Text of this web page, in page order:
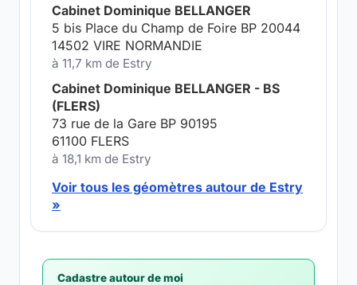
Cabinet Dominique BELLANGER
5 bis Place du Champ de Foire BP 20044
14502 VIRE NORMANDIE
à 11,7 km de Estry
Cabinet Dominique BELLANGER - BS
(FLERS)
73 rue de la Gare BP 90195
61100 FLERS
à 18,1 km de Estry
Voir tous les géomètres autour de Estry
»
Cadastre autour de moi